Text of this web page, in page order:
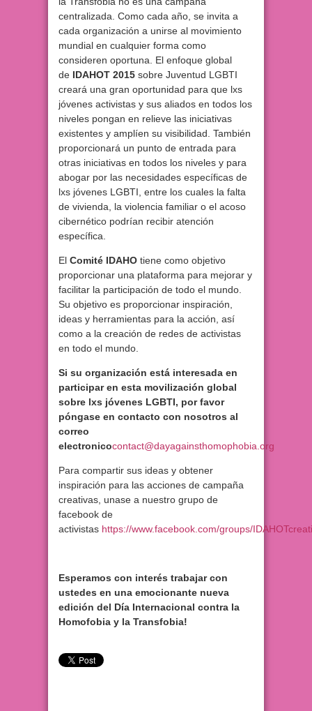
centralizada. Como cada año, se invita a
cada organización a unirse al movimiento
mundial en cualquier forma como
consideren oportuna. El enfoque global
de IDAHOT 2015 sobre Juventud LGBTI
creará una gran oportunidad para que lxs
jóvenes activistas y sus aliados en todos los
niveles pongan en relieve las iniciativas
existentes y amplíen su visibilidad. También
proporcionará un punto de entrada para
otras iniciativas en todos los niveles y para
abogar por las necesidades específicas de
lxs jóvenes LGBTI, entre los cuales la falta
de vivienda, la violencia familiar o el acoso
cibernético podrían recibir atención
específica.
El Comité IDAHO tiene como objetivo
proporcionar una plataforma para mejorar y
facilitar la participación de todo el mundo.
Su objetivo es proporcionar inspiración,
ideas y herramientas para la acción, así
como a la creación de redes de activistas
en todo el mundo.
Si su organización está interesada en
participar en esta movilización global
sobre lxs jóvenes LGBTI, por favor
póngase en contacto con nosotros al
correo
electronicocontact@dayagainsthomophobia.org
Para compartir sus ideas y obtener
inspiración para las acciones de campaña
creativas, unase a nuestro grupo de
facebook de
activistas https://www.facebook.com/groups/
Esperamos con interés trabajar con
ustedes en una emocionante nueva
edición del Día Internacional contra la
Homofobia y la Transfobia!